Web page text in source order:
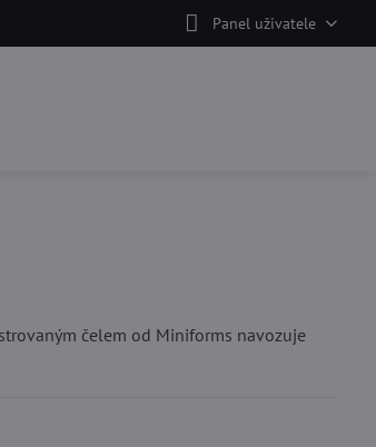
Panel uživatele
čelem od Miniforms navozuje